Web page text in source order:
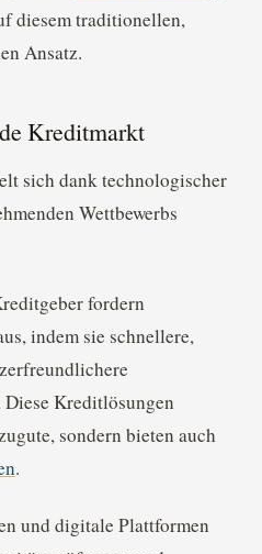
diesem traditionellen,
Ansatz.
Kreditmarkt
sich dank technologischer
Wettbewerbs
fordern
indem sie schnellere,
Kreditlösungen
sondern bieten auch
.
und digitale Plattformen